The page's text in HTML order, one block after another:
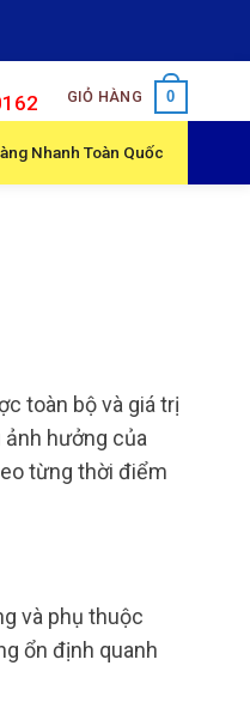
GIỎ HÀNG 0
Nhanh Toàn Quốc
toàn bộ và giá trị
ảnh hưởng của
từng thời điểm
và phụ thuộc
ổn định quanh